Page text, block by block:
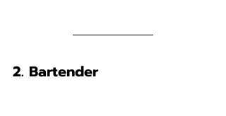
2. Bartender